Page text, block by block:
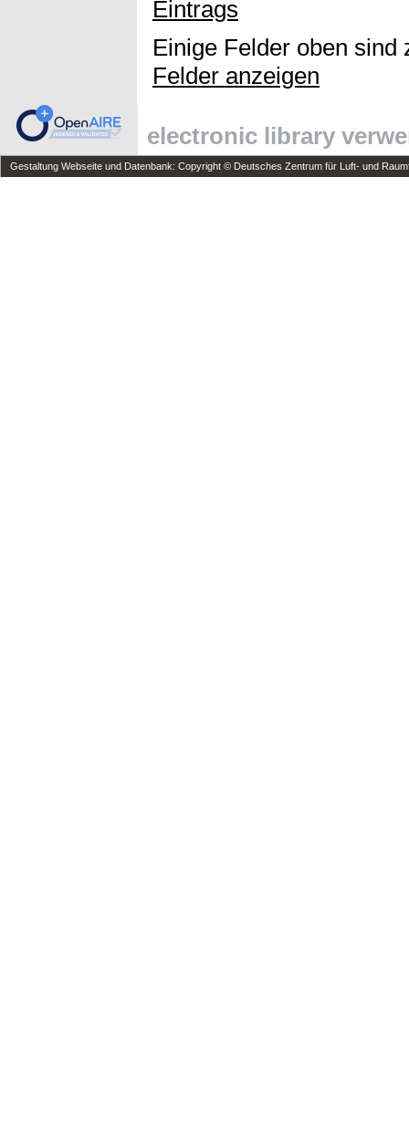
Eintrags
Einige Felder oben
Felder anzeigen
electronic library
Gestaltung Webseite und Datenbank: Copyright © Deutsches Zentrum für Luft- und